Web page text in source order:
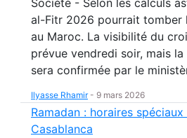
Société - Selon les calculs
al-Fitr 2026 pourrait tomber
au Maroc. La visibilité du
prévue vendredi soir, mais
sera confirmée par le
Ilyasse Rhamir- 9 mars 2026
Ramadan : horaires
Casablanca